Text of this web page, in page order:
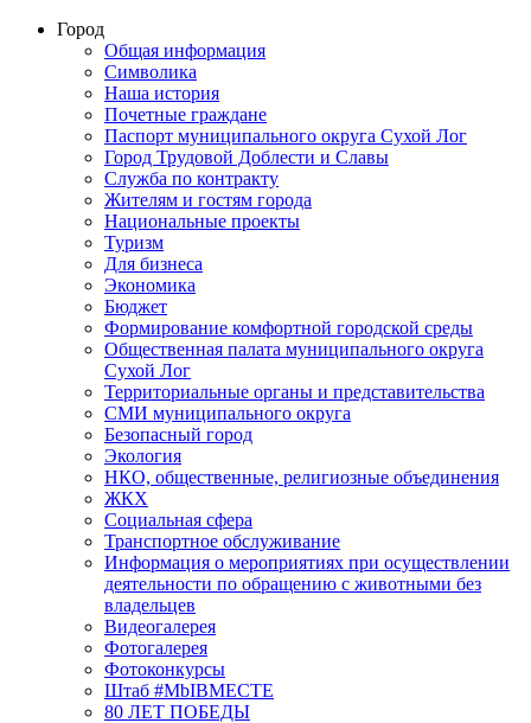
Город
Общая информация
Символика
Наша история
Почетные граждане
Паспорт муниципального округа Сухой Лог
Город Трудовой Доблести и Славы
Служба по контракту
Жителям и гостям города
Национальные проекты
Туризм
Для бизнеса
Экономика
Бюджет
Формирование комфортной городской среды
Общественная палата муниципального округа
Сухой Лог
Территориальные органы и представительства
СМИ муниципального округа
Безопасный город
Экология
НКО, общественные, религиозные объединения
ЖКХ
Социальная сфера
Транспортное обслуживание
Информация о мероприятиях при осуществлении
деятельности по обращению с животными без
владельцев
Видеогалерея
Фотогалерея
Фотоконкурсы
Штаб #MbIBMECTE
80 ЛЕТ ПОБЕДЫ